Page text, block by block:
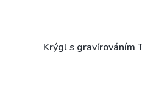
Krýgl s gravírováním